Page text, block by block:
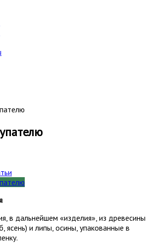
в дальнейшем «изделия», из древесины
ясень) и липы, осины, упакованные в